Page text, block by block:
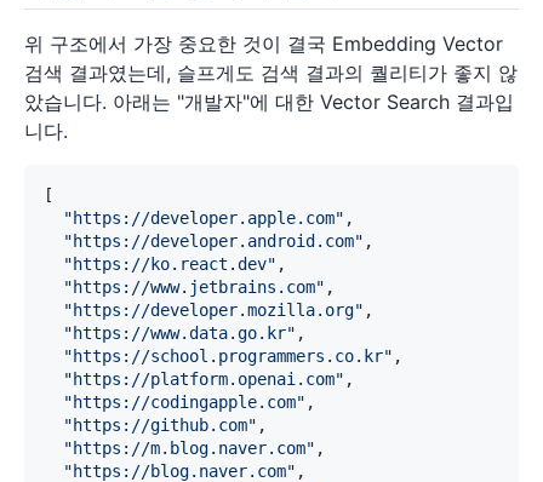
위 구조에서 가장 중요한 것이 결국 Embedding Vector
검색 결과였는데, 슬프게도 검색 결과의 퀄리티가 좋지 않
았습니다. 아래는 "개발자"에 대한 Vector Search 결과입
니다.
[
"https://developer.apple.com" ,
"https://developer.android.com" ,
"https://ko.react.dev" ,
"https://www.jetbrains.com" ,
"https://developer.mozilla.org" ,
"https://www.data.go.kr" ,
"https://school.programmers.co.kr" ,
"https://platform.openai.com" ,
"https://codingapple.com" ,
"https://github.com" ,
"https://m.blog.naver.com" ,
"https://blog.naver.com" ,